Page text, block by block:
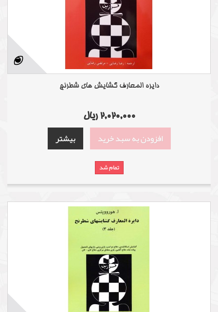
دایره المعارف گشایش های شطرنج
2,020,000 ریال
افزودن به سبد خرید بیشتر
تمام شد